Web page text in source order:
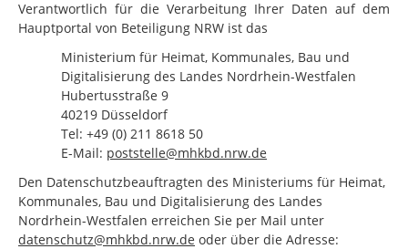
Verantwortlich für die Verarbeitung Ihrer Daten auf dem
Hauptportal von Beteiligung NRW ist das
Ministerium für Heimat, Kommunales, Bau und
Digitalisierung des Landes Nordrhein-Westfalen
Hubertusstraße 9
40219 Düsseldorf
Tel: +49 (0) 211 8618 50
E-Mail: poststelle@mhkbd.nrw.de
Den Datenschutzbeauftragten des Ministeriums für Heimat,
Kommunales, Bau und Digitalisierung des Landes
Nordrhein-Westfalen erreichen Sie per Mail unter
datenschutz@mhkbd.nrw.de oder über die Adresse: